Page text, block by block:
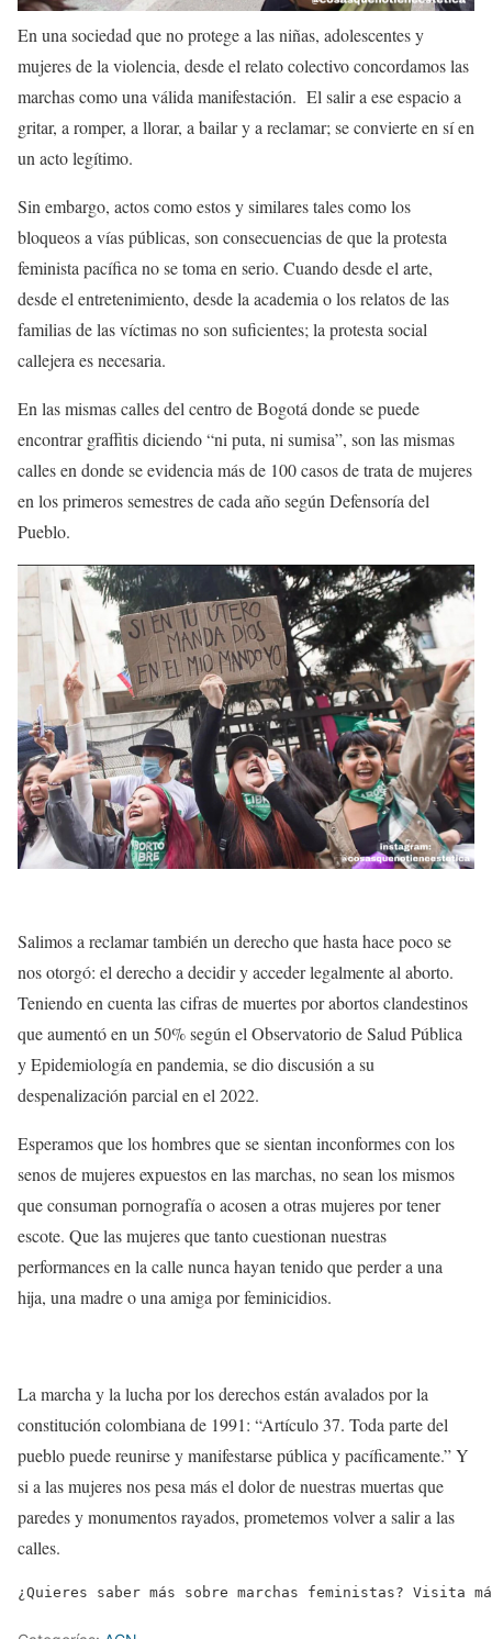
En una sociedad que no protege a las niñas, adolescentes y
mujeres de la violencia, desde el relato colectivo concordamos las
marchas como una válida manifestación. El salir a ese espacio a
gritar, a romper, a llorar, a bailar y a reclamar; se convierte en sí en
un acto legítimo.
Sin embargo, actos como estos y similares tales como los
bloqueos a vías públicas, son consecuencias de quela protesta
feminista pacífica no se toma en serio. Cuando desde el arte,
desde el entretenimiento, desde la academia o los relatos de las
familias de las víctimas no son suficientes; la protesta social
callejera es necesaria.
En las mismas calles del centro de Bogotá donde se puede
encontrar graffitis diciendo “ni puta, ni sumisa”, son las mismas
calles en donde se evidencia más de 100 casos de trata de mujeres
en los primeros semestres de cada año según Defensoría del
Pueblo.
Salimos a reclamar también un derecho que hasta hace poco se
nos otorgó: el derecho a decidir y acceder legalmente al aborto.
Teniendo en cuenta las cifras de muertes porabortos clandestinos
que aumentó en un 50%según el Observatorio de Salud Pública
y Epidemiología en pandemia, se dio discusión a su
despenalización parcial en el 2022.
Esperamos que los hombres que se sientan inconformes con los
senos de mujeres expuestos en las marchas, no sean los mismos
que consuman pornografía o acosen a otras mujeres por tener
escote. Que las mujeres que tanto cuestionan nuestras
performances en la callenunca hayan tenido que perder a una
hija, una madre o una amiga por feminicidios.
La marcha y la lucha por los derechos están avalados por la
constitución colombiana de 1991: “Artículo 37. Toda parte del
pueblo puede reunirse y manifestarsepública y pacíficamente.” Y
si a las mujeres nos pesa más el dolor de nuestras muertas que
paredes y monumentos rayados, prometemos volver a salir a las
calles.
¿Quieres saber más sobre marchas feministas? Visita